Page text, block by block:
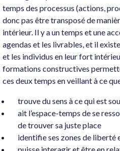
temps des processus (actions,
donc pas être transposé de
intérieur. Il y a un temps et une
agendas et les livrables, et il
et les individus en leur fort
formations constructives
ces deux temps en veillant à ce
trouve du sens à ce qui est
ait l’espace-temps de se
de trouver sa juste place
identifie ses zones de liberté